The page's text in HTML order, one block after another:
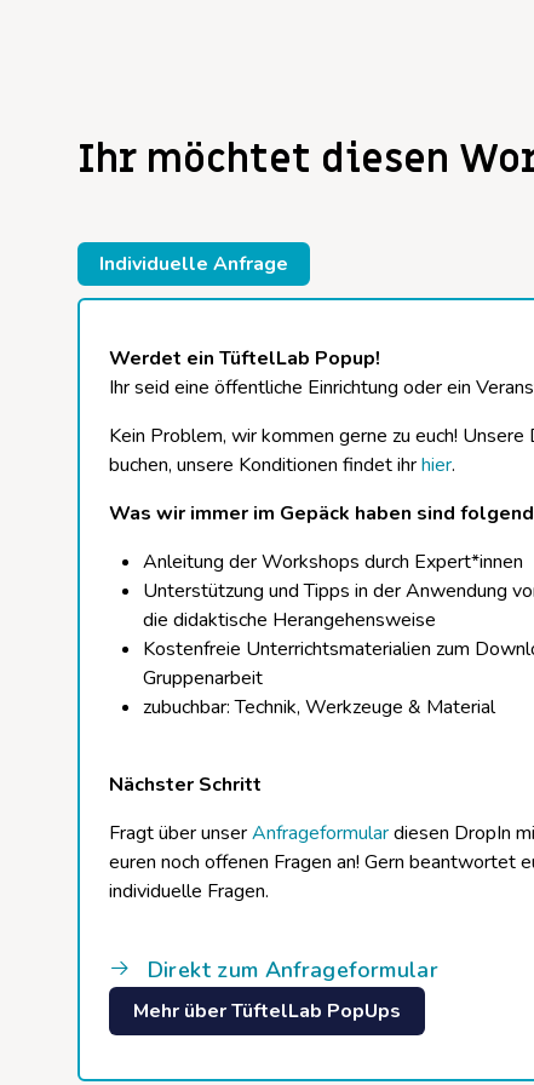
Ihr möchtet diesen
Individuelle Anfrage
Werdet ein TüftelLab Popup!
Ihr seid eine öffentliche Einrichtung oder ein
Kein Problem, wir kommen gerne zu euch!
buchen, unsere Konditionen findet ihrhier.
Was wir immer im Gepäck haben sind
Anleitung der Workshops durch Expert*innen
Unterstützung und Tipps in der Anwendung
die didaktische Herangehensweise
Kostenfreie Unterrichtsmaterialien zum
Gruppenarbeit
zubuchbar: Technik, Werkzeuge & Material
Nächster Schritt
Fragt über unserAnfrageformulardiesen DropIn
euren noch offenen Fragen an! Gern beantwortet
individuelle Fragen.
Direkt zum Anfrageformular
Mehr über TüftelLab PopUps